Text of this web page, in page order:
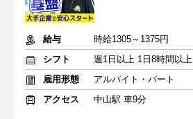
給与
時給1305～1375円
シフト
週1日以上 1日8時間以上
雇用形態
アルバイト・パート
アクセス
中山駅 車9分